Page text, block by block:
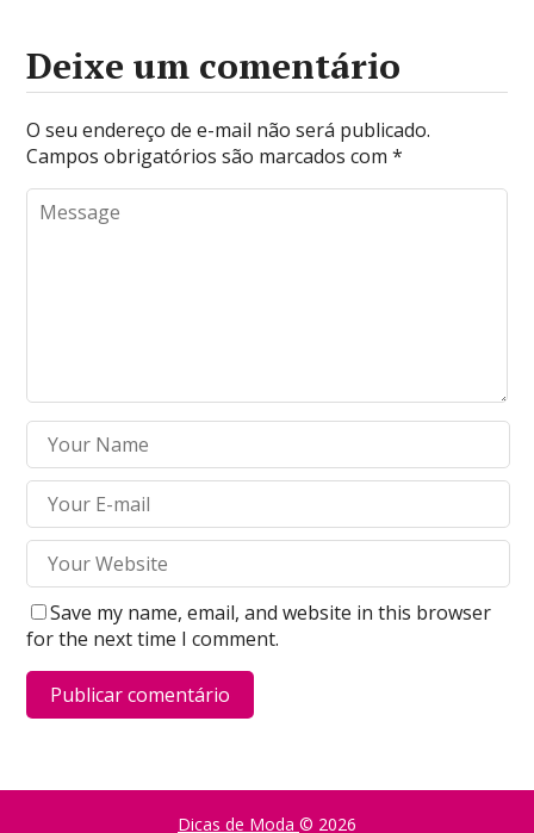
Deixe um comentário
O seu endereço de e-mail não será publicado.
Campos obrigatórios são marcados com*
Save my name, email, and website in this browser
for the next time I comment.
Dicas de Moda © 2026